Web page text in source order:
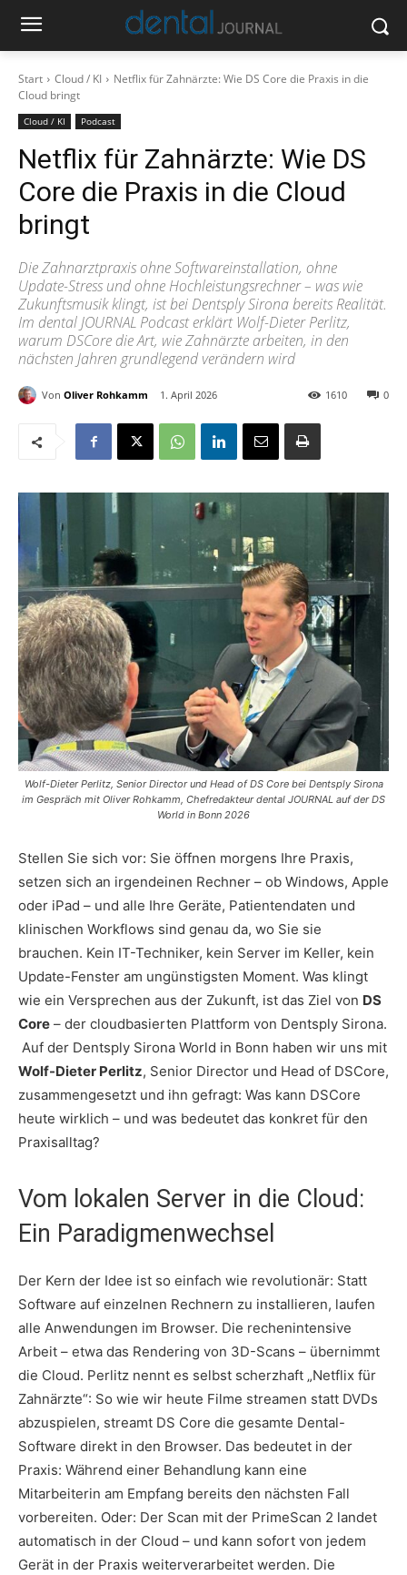
Start Cloud / KI
Netflix für Zahnärzte: Wie DS Core die Praxis in die
Cloud bringt
Cloud / KI Podcast
Netflix für Zahnärzte: Wie DS
Core die Praxis in die Cloud
bringt
Die Zahnarztpraxis ohne Softwareinstallation, ohne
Update-Stress und ohne Hochleistungsrechner – was wie
Zukunftsmusik klingt, ist bei Dentsply Sirona bereits Realität.
Im dental JOURNAL Podcast erklärt Wolf-Dieter Perlitz,
warum DSCore die Art, wie Zahnärzte arbeiten, in den
nächsten Jahren grundlegend verändern wird
Von Oliver Rohkamm 1. April 2026 0
1610
Wolf-Dieter Perlitz, Senior Director und Head of DS Core bei Dentsply Sirona
im Gespräch mit Oliver Rohkamm, Chefredakteur dental JOURNAL auf der DS
World in Bonn 2026
Stellen Sie sich vor: Sie öffnen morgens Ihre Praxis,
setzen sich an irgendeinen Rechner – ob Windows, Apple
oder iPad – und alle Ihre Geräte, Patientendaten und
klinischen Workflows sind genau da, wo Sie sie
brauchen. Kein IT-Techniker, kein Server im Keller, kein
Update-Fenster am ungünstigsten Moment. Was klingt
wie ein Versprechen aus der Zukunft, ist das Ziel von DS
Core – der cloudbasierten Plattform von Dentsply Sirona.
Auf der Dentsply Sirona World in Bonn haben wir uns mit
Wolf-Dieter Perlitz, Senior Director und Head of DSCore,
zusammengesetzt und ihn gefragt: Was kann DSCore
heute wirklich – und was bedeutet das konkret für den
Praxisalltag?
Vom lokalen Server in die Cloud:
Ein Paradigmenwechsel
Der Kern der Idee ist so einfach wie revolutionär: Statt
Software auf einzelnen Rechnern zu installieren, laufen
alle Anwendungen im Browser. Die rechenintensive
Arbeit – etwa das Rendering von 3D-Scans – übernimmt
die Cloud. Perlitz nennt es selbst scherzhaft „Netflix für
Zahnärzte“: So wie wir heute Filme streamen statt DVDs
abzuspielen, streamt DS Core die gesamte Dental-
Software direkt in den Browser. Das bedeutet in der
Praxis: Während einer Behandlung kann eine
Mitarbeiterin am Empfang bereits den nächsten Fall
vorbereiten. Oder: Der Scan mit der PrimeScan 2 landet
automatisch in der Cloud – und kann sofort von jedem
Gerät in der Praxis weiterverarbeitet werden. Die